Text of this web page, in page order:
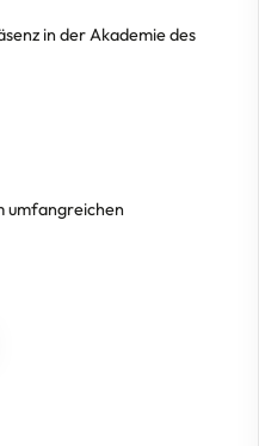
in der Akademie des
umfangreichen